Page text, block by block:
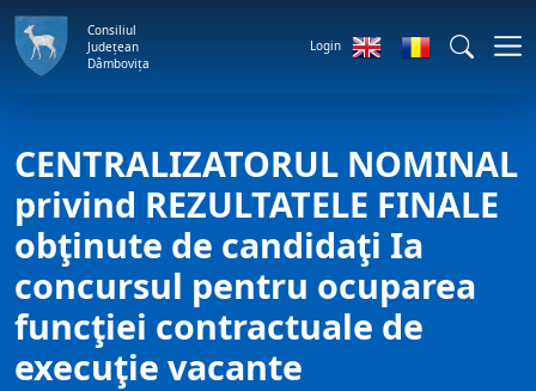
Consiliul
Județean
Dâmbovița
Login
CENTRALIZATORUL NOMINAL
privind REZULTATELE FINALE
obţinute de candidaţi Ia
concursul pentru ocuparea
funcţiei contractuale de
execuţie vacante